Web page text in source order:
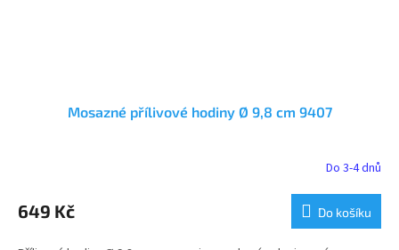
Mosazné přílivové hodiny Ø 9,8 cm 9407
Do 3-4 dnů
649 Kč Do košíku